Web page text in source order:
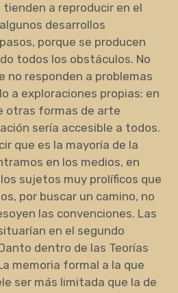
a reproducir en el
desarrollos
porque se producen
todos los obstáculos. No
no responden a problemas
a exploraciones propias: en
otras formas de arte
sería accesible a todos.
que es la mayoría de la
en los medios, en
sujetos muy prolíficos que
por buscar un camino, no
las convenciones. Las
en el segundo
dentro de las Teorías
memoria formal a la que
ser más limitada que la de